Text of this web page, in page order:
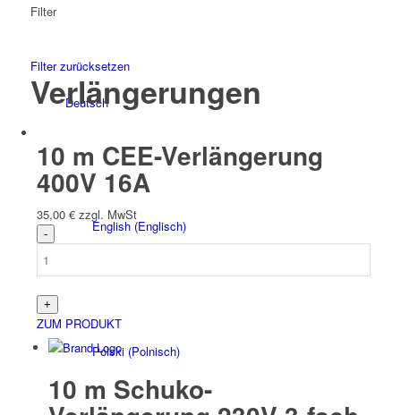
Deutsch
English(Englisch)
Polski(Polnisch)
Filter
Filter zurücksetzen
Verlängerungen
10 m CEE-Verlängerung
400V 16A
35,00 € zzgl. MwSt
ZUM PRODUKT
10 m Schuko-